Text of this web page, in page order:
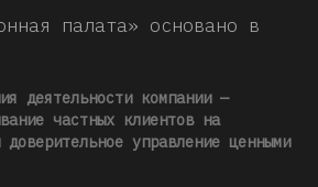
палата» основано в
деятельности компании —
частных клиентов на
управление ценными